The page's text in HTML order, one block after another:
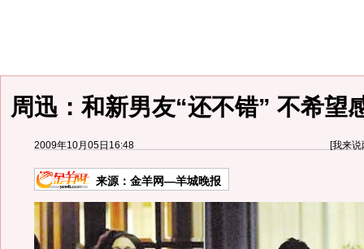
周迅：和新男友“还不错” 不希望
2009年10月05日16:48 [我来说
来源： 金羊网—羊城晚报